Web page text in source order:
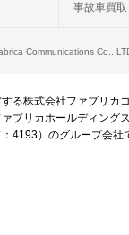
事故車買取
Communications Co.,
る株式会社ファブリカ
ブリカホールディング
4193）のグループ会社